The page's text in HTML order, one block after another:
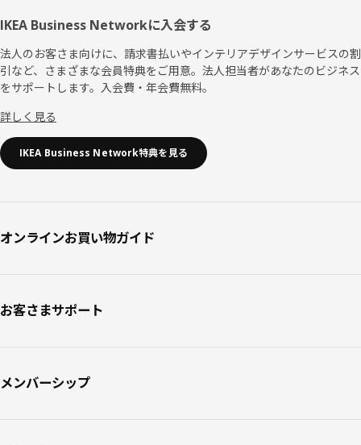
IKEA Business Networkに入会する
法人のお客さま向けに、請求書払いやインテリアデザインサービスの割
引など、さまざまな会員特典をご用意。法人担当者があなたのビジネス
をサポートします。入会費・年会費無料。
詳しく見る
IKEA Business Network特典を見る
オンラインお買い物ガイド
お客さまサポート
メンバーシップ